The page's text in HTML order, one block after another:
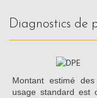
diagnostics
Montant estimé
usage standard